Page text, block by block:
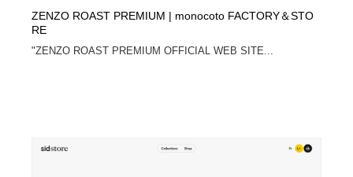
ZENZO ROAST PREMIUM | monocoto FACTORY＆STO
RE
"ZENZO ROAST PREMIUM OFFICIAL WEB SITE...